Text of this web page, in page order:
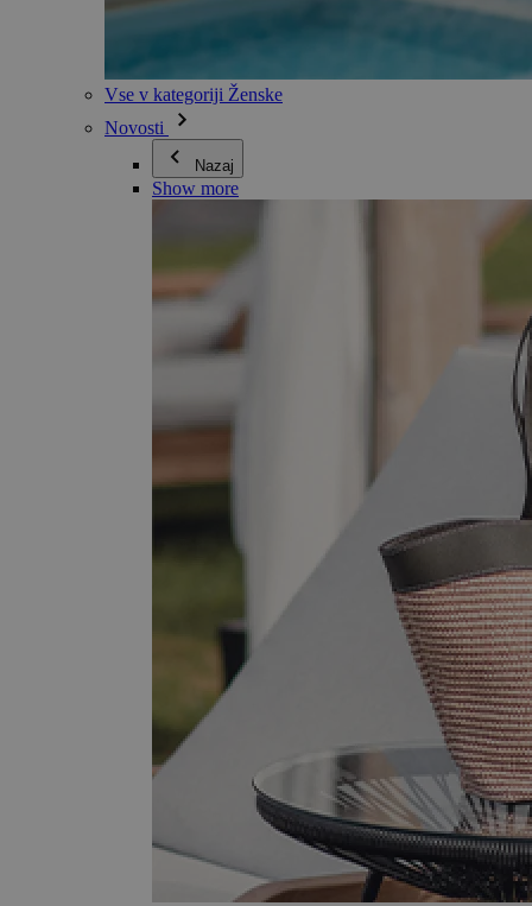
Vse v kategoriji Ženske
Novosti
Nazaj
Show more